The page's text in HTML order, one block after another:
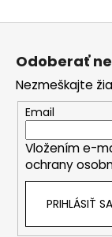
Z
Odoberať
Nezmeškajte
Email
Vložením e-
ochrany
PRIHLÁSIŤ SA